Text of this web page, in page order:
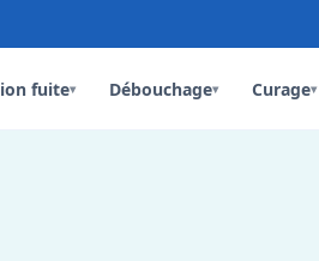
fuite▾ Débouchage▾ Curage▾